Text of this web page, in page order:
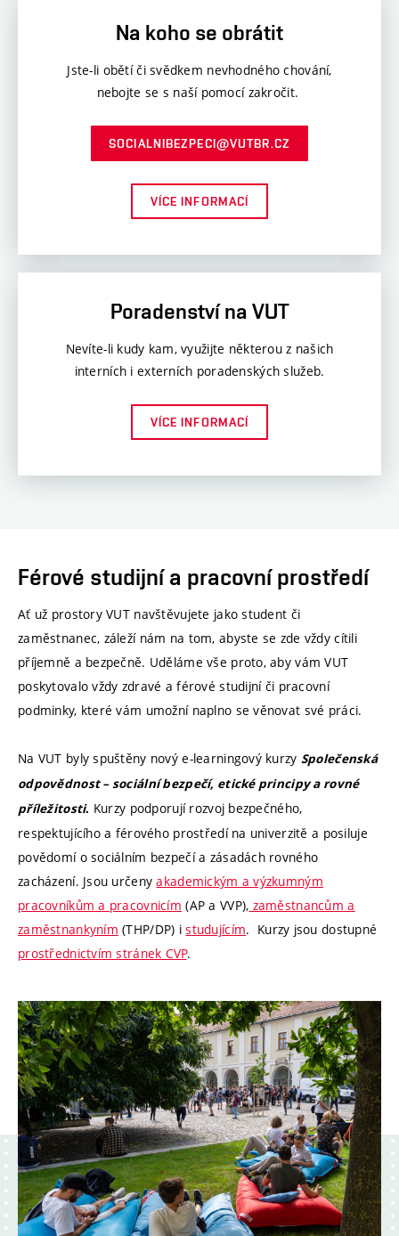
Na koho se obrátit
Jste-li obětí či svědkem nevhodného chování,
nebojte se s naší pomocí zakročit.
SOCIALNIBEZPECI@VUTBR.CZ
VÍCE INFORMACÍ
Poradenství na VUT
Nevíte-li kudy kam, využijte některou z našich
interních i externích poradenských služeb.
VÍCE INFORMACÍ
Férové studijní a pracovní prostředí
Ať už prostory VUT navštěvujete jako student či
zaměstnanec, záleží nám na tom, abyste se zde vždy cítili
příjemně a bezpečně. Uděláme vše proto, aby vám VUT
poskytovalo vždy zdravé a férové studijní či pracovní
podminky, které vám umožní naplno se věnovat své práci.
Na VUT byly spuštěny nový e-learningový kurzy Společenská
odpovědnost – sociální bezpečí, etické principy a rovné
příležitosti. Kurzy podporují rozvoj bezpečného,
respektujícího a férového prostředí na univerzitě a posiluje
povědomí o sociálním bezpečí a zásadách rovného
zacházení. Jsou určenyakademickým a výzkumným
pracovníkům a pracovnicím (AP a VVP), zaměstnancům a
zaměstnankyním (THP/DP) istudujícím. Kurzy jsou dostupné
prostřednictvím stránek CVP.